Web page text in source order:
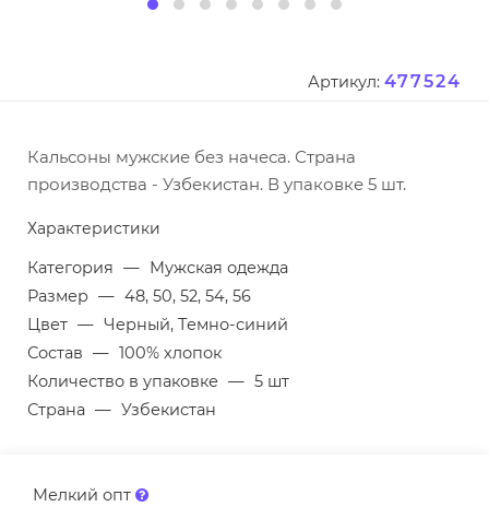
Артикул: 477524
Кальсоны мужские без начеса. Страна
производства - Узбекистан. В упаковке 5 шт.
Характеристики
Категория — Мужская одежда
Размер — 48, 50, 52, 54, 56
Цвет — Черный, Темно-синий
Состав — 100% хлопок
Количество в упаковке — 5 шт
Страна — Узбекистан
Мелкий опт